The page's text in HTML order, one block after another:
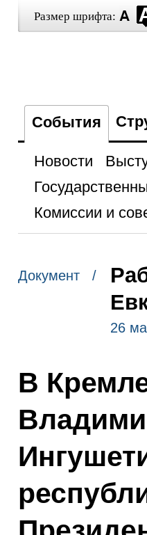
Размер шрифта:
События
Новости
Комиссии и
Документ /
26
В